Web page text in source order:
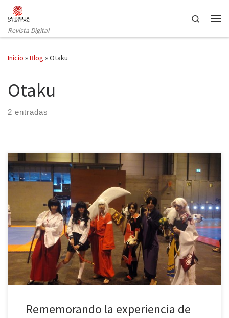
Saltar al contenido
Revista Digital
Search
Inicio »Blog »Otaku
Otaku
2 entradas
Uno de los eventos más importantes del mundo otaku, Japan
Weekend, abrió sus puertas una vez más durante los días 30 de
septiembre y 1 de octubre en el recinto ferial Ifema de Madrid. La
asistencia fue tan masiva que incluso se llegó a batir el récord de
visitantes el […]
Rememorando la experiencia de